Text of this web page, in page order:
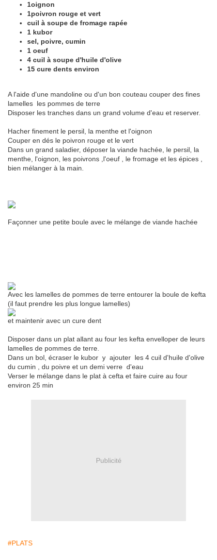
1oignon
1poivron rouge et vert
cuil à soupe de fromage rapée
1 kubor
sel, poivre, cumin
1 oeuf
4 cuil à soupe d'huile d'olive
15 cure dents environ
A l'aide d'une mandoline ou d'un bon couteau couper des fines
lamelles les pommes de terre
Disposer les tranches dans un grand volume d'eau et reserver.
Hacher finement le persil, la menthe et l'oignon
Couper en dés le poivron rouge et le vert
Dans un grand saladier, déposer la viande hachée, le persil, la
menthe, l'oignon, les poivrons ,l'oeuf , le fromage et les épices ,
bien mélanger à la main.
Façonner une petite boule avec le mélange de viande hachée
Avec les lamelles de pommes de terre entourer la boule de kefta
(il faut prendre les plus longue lamelles)
et maintenir avec un cure dent
Disposer dans un plat allant au four les kefta envelloper de leurs
lamelles de pommes de terre.
Dans un bol, écraser le kubor y ajouter les 4 cuil d'huile d'olive
du cumin , du poivre et un demi verre d'eau
Verser le mélange dans le plat à cefta et faire cuire au four
environ 25 min
Publicité
#PLATS